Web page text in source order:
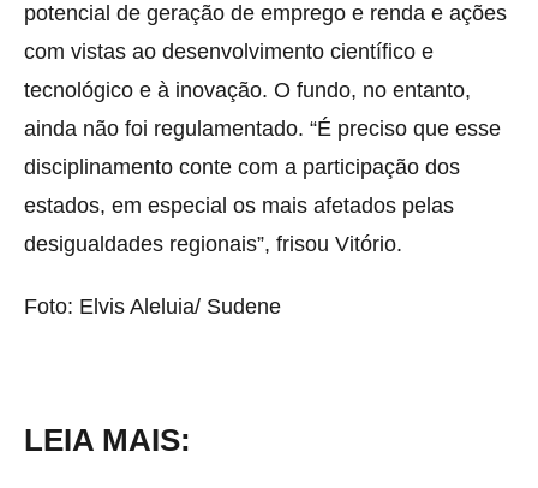
potencial de geração de emprego e renda e ações
com vistas ao desenvolvimento científico e
tecnológico e à inovação. O fundo, no entanto,
ainda não foi regulamentado. “É preciso que esse
disciplinamento conte com a participação dos
estados, em especial os mais afetados pelas
desigualdades regionais”, frisou Vitório.
Foto: Elvis Aleluia/ Sudene
LEIA MAIS: